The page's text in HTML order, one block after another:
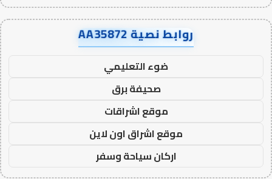
روابط نصية AA35872
ضوء التعليمي
صحيفة برق
موقع اشراقات
موقع اشراق اون لاين
اركان سياحة وسفر